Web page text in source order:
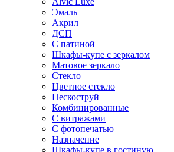
Эмаль
Акрил
ДСП
С патиной
Шкафы-купе с зеркалом
Матовое зеркало
Стекло
Цветное стекло
Пескоструй
Комбинированные
С витражами
С фотопечатью
Назначение
Шкафы-купе в гостиную